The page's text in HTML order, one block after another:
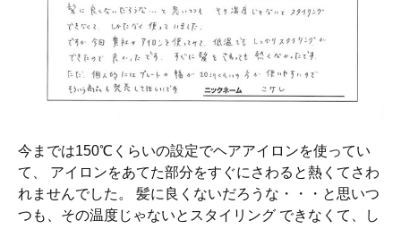
今までは150℃くらいの設定でヘアアイロンを使ってい
て、 アイロンをあてた部分をすぐにさわると熱くてさわ
れませんでした。 髪に良くないだろうな・・・と思いつ
つも、その温度じゃないとスタイリング できなくて、し